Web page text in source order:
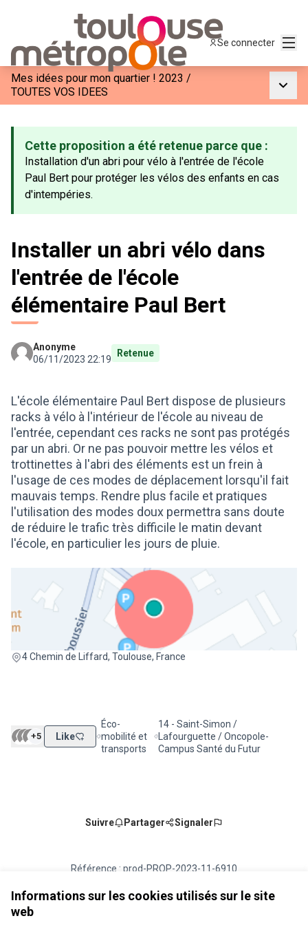
Informations sur les cookies utilisés sur le site
web
Se connecter
Mes idées pour mon quartier ! 2023 /
TOUTES VOS IDEES
Cette proposition a été retenue parce que :
Installation d'un abri pour vélo à l'entrée de l'école
Paul Bert pour protéger les vélos des enfants en cas
d'intempéries.
Installer un abri vélo dans
l'entrée de l'école
élémentaire Paul Bert
Anonyme
06/11/2023 22:19
Retenue
L'école élémentaire Paul Bert dispose de plusieurs
racks à vélo à l'intérieur de l'école au niveau de
l'entrée, cependant ces racks ne sont pas protégés
par un abri. Or ne pas pouvoir mettre les vélos et
trottinettes à l'abri des éléments est un frein à
l'usage de ces modes de déplacement lorsqu'il fait
mauvais temps. Rendre plus facile et pratiques
l'utilisation des modes doux permettra sans doute
de réduire le trafic très difficile le matin devant
l'école, en particulier les jours de pluie.
4 Chemin de Liffard, Toulouse, France
(Lien externe)
+5 Like Filtrer les résultats de la catégorie : Éco-mobilité
Éco-
mobilité et
transports
Filtrer les résultats pour le secteur
14 - Saint-Simon /
Lafourguette / Oncopole-
Campus Santé du Futur
Suivre Partager Signaler
Référence : prod-PROP-2023-11-6910
Vérifiez l'empreinte numérique